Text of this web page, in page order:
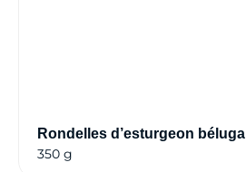
Rondelles d’esturgeon béluga
350 g